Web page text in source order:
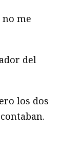
me
del
los dos